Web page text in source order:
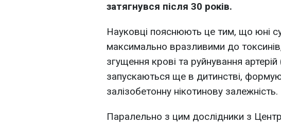
затягнувся після 30 років.
Науковці пояснюють це тим, що юні
максимально вразливими до
згущення крові та руйнування
запускаються ще в дитинстві,
залізобетонну нікотинову залежність.
Паралельно з цим дослідники з